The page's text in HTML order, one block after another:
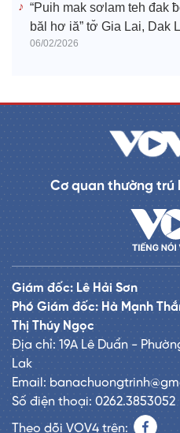
“Puih mak sơlam teh đak
băl hơ iă” tơ̆ Gia Lai, Dak
06/02/2026
Cơ quan thường trú
Giám đốc: Lê Hải Sơn
Phó Giám đốc: Hà Mạnh
Thị Thúy Ngọc
Địa chỉ: 19A Lê Duẩn -
Lak
Email:
Số điện thoại: 0262.3853052
Theo dõi VOV4 trên: